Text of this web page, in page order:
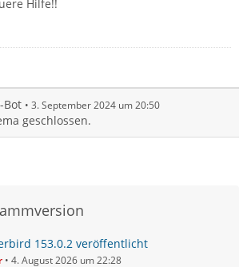
Hilfe!!
Bot 3. September 2024 um 20:50
geschlossen.
153.0.2 veröffentlicht
4. August 2026 um 22:28